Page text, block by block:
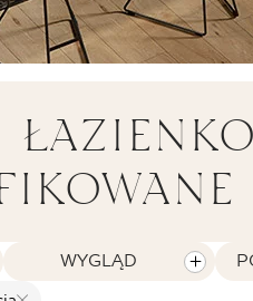
SKLEP
WYGLĄD